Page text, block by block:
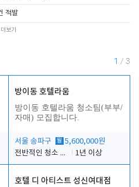
적발
더보기
1 / 3
방이동 호텔라움
방이동 호텔라움 청소팀(부부/
자매) 모집합니다.
서울 송파구 월 5,600,000원
전반적인 청소 업무(객실청소.객실정리)
1년 이상
호텔 디 아티스트 성신여대점